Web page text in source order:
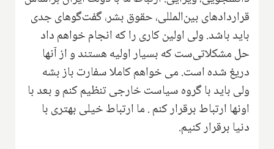
قراردادهای بین‌المللی، حقوق بشر، گفت‌گوهای جدی
باید باشد. ولی اولین کاری را که انجام خواهم داد
حل مشکلاتی‌ست که بسیار اولیه هستند و از آنها
دریغ شده است. می خواهم کاملا سفارت باز بشه
ولی باید با گروه سیاست خارجی تنظیم کنم و بعد با
اونها ارتباط برقرار کنم . ما ارتباط خیلی بهتری با
دنیا برقرار کنیم.